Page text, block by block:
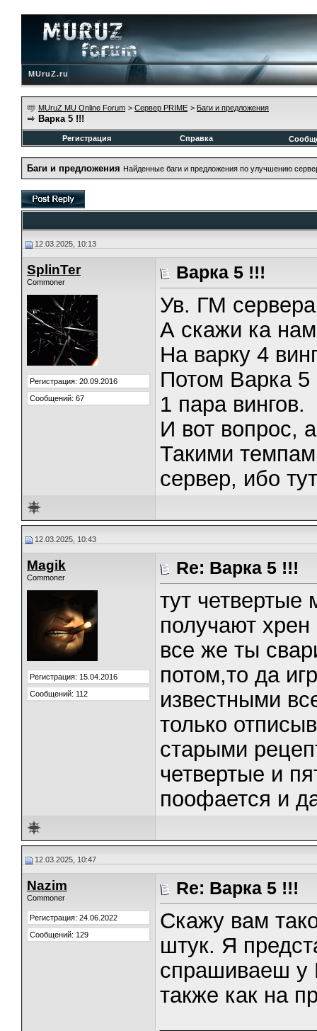
MUruZ.ru
MUruZ MU Online Forum > Сервер PRIME > Баги и предложения
Варка 5 !!!
Регистрация Справка
Баги и предложения Найденные баги и предложения по улучшению
12.03.2025, 10:13
SplinTer
Commoner
Регистрация: 20.09.2016
Сообщений: 67
Варка 5 !!!
Ув. ГМ
А скажи ка
На варку 4
Потом Варка 5
1 пара вингов.
И вот вопрос,
Такими
сервер, ибо
12.03.2025, 10:43
Magik
Commoner
Регистрация: 15.04.2016
Сообщений: 112
Re: Варка 5 !!!
тут четвертые
получают хрен
все же ты
потом,то да
известными
только
старыми
четвертые и
поофается и
12.03.2025, 10:47
Nazim
Commoner
Регистрация: 24.06.2022
Сообщений: 129
Re: Варка 5 !!!
Скажу вам
штук. Я
спрашиваеш у
также как на